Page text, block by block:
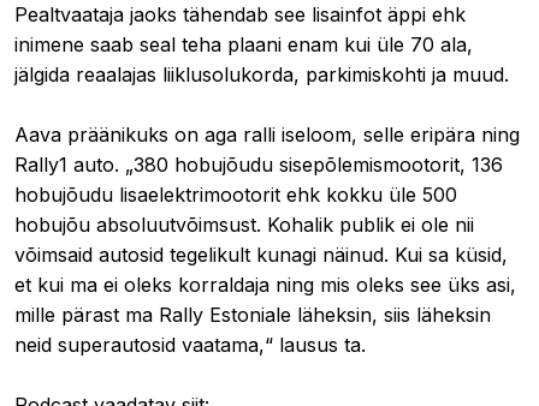
Pealtvaataja jaoks tähendab see lisainfot äppi ehk
inimene saab seal teha plaani enam kui üle 70 ala,
jälgida reaalajas liiklusolukorda, parkimiskohti ja muud.
Aava präänikuks on aga ralli iseloom, selle eripära ning
Rally1 auto. „380 hobujõudu sisepõlemismootorit, 136
hobujõudu lisaelektrimootorit ehk kokku üle 500
hobujõu absoluutvõimsust. Kohalik publik ei ole nii
võimsaid autosid tegelikult kunagi näinud. Kui sa küsid,
et kui ma ei oleks korraldaja ning mis oleks see üks asi,
mille pärast ma Rally Estoniale läheksin, siis läheksin
neid superautosid vaatama,“ lausus ta.